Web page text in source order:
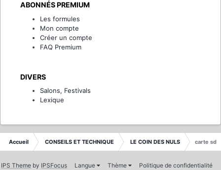
ABONNÉS PREMIUM
Les formules
Mon compte
Créer un compte
FAQ Premium
DIVERS
Salons, Festivals
Lexique
Accueil CONSEILS ET TECHNIQUE LE COIN DES NULS carte sd
IPS Theme by IPSFocus Langue Thème
Politique de confidentialité